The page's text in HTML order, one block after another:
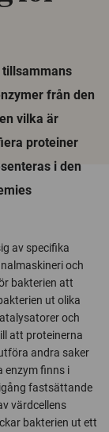
från den
vilka är
proteiner
i den
av specifika
och
bakterien att
ut olika
och
att proteinerna
andra saker
enzym finns i
fastsättande
värdcellens
bakterien ut ett